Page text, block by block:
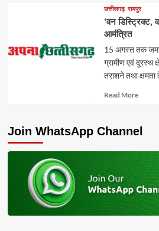
about
छत्तीसगढ़ रायपुर
‘वन डिस्ट्रिक्ट,
आमंत्रित
15 अगस्त तक
ग्रामीण एवं दूरस्थ
तराशने तथा
Read MoreRead
Join WhatsApp Channel